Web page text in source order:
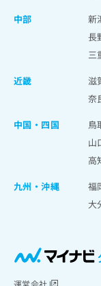
中部
新
長
三
近畿
滋
奈
中国・四国
鳥
山
高
九州・沖縄
福
大
運営会社